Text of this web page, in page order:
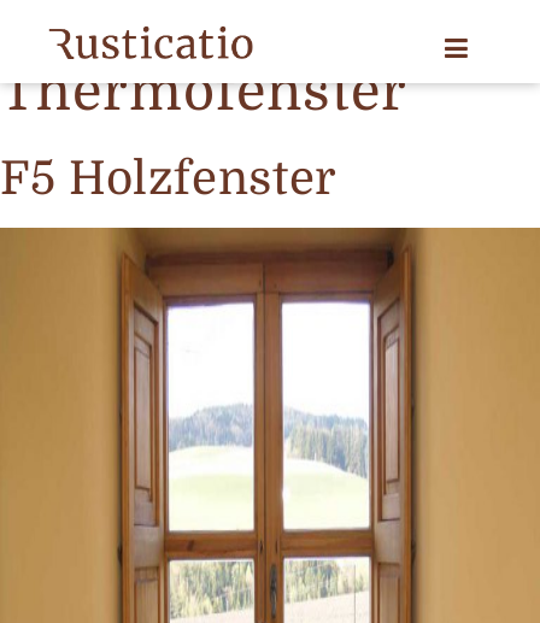
Produkt category:
Thermofenster
F5 Holzfenster